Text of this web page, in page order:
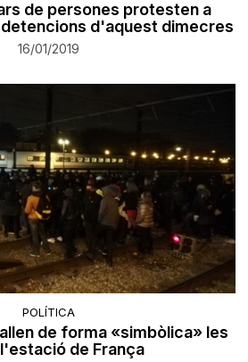
de persones protesten a
d'aquest dimecres
16/01/2019
POLÍTICA
de forma «simbòlica» les
de França